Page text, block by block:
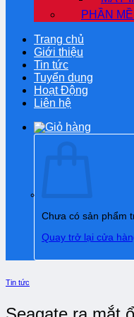
PHẦN
Trang chủ
Giới thiệu
Tin tức
Tuyển dụng
Hoạt Động
Liên hệ
Chưa có sản phẩm
Quay trở lại cửa
Tin tức